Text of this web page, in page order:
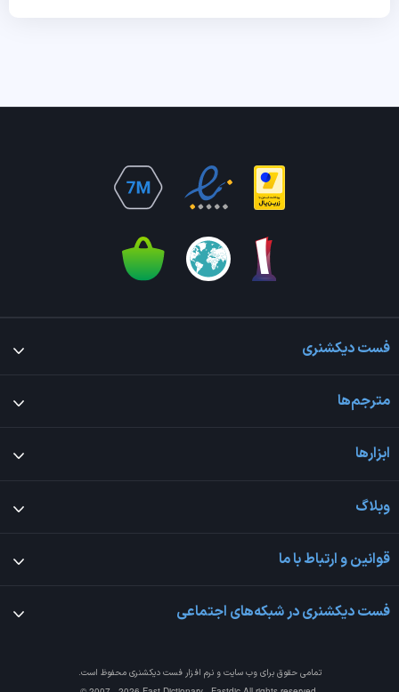
فست دیکشنری
مترجم‌ها
ابزارها
وبلاگ
قوانین و ارتباط با ما
فست دیکشنری در شبکه‌های اجتماعی
تمامی حقوق برای وب سایت و نرم افزارفست دیکشنری محفوظ است.